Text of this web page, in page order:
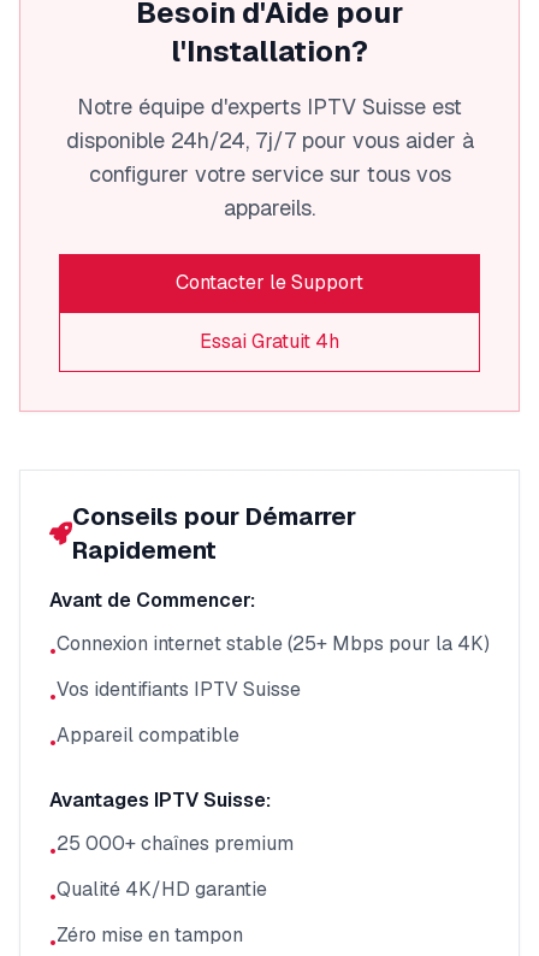
Besoin d'Aide pour
l'Installation?
Notre équipe d'experts IPTV Suisse est
disponible 24h/24, 7j/7 pour vous aider à
configurer votre service sur tous vos
appareils.
Contacter le Support
Essai Gratuit 4h
Conseils pour Démarrer
Rapidement
Avant de Commencer:
•Connexion internet stable (25+ Mbps pour la 4K)
•Vos identifiants IPTV Suisse
•Appareil compatible
Avantages IPTV Suisse:
•25 000+ chaînes premium
•Qualité 4K/HD garantie
•Zéro mise en tampon